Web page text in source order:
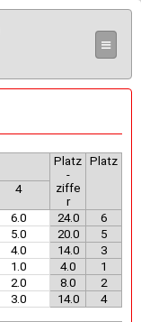
≡
Platz
-
ziffe
r
Platz
4
6.0 24.0
6
5.0 20.0
5
4.0 14.0
3
1.0 4.0
1
2.0 8.0
2
3.0 14.0 4